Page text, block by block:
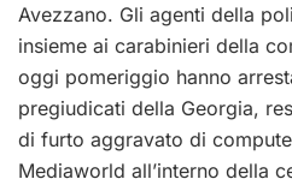
Avezzano. Gli agenti della
insieme ai carabinieri della
oggi pomeriggio hanno
pregiudicati della Georgia,
di furto aggravato di
Mediaworld all’interno della